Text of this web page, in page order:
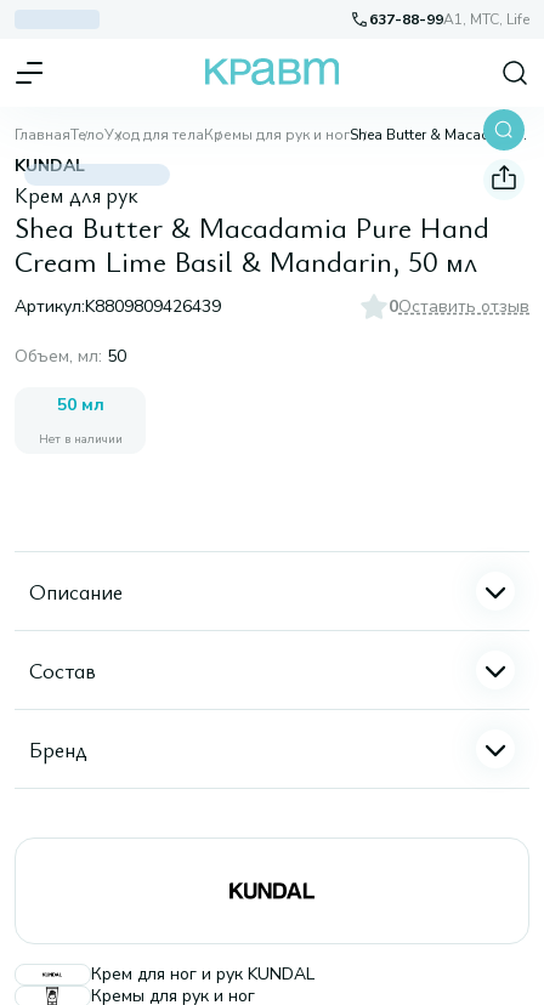
637-88-99A1, МТС, Life
ГлавнаяТелоУход для телаКремы для рук и ног Shea Butter & Macadamia Pure Hand Cream Lime Basil & Mandarin, 50 мл
KUNDAL
Крем для рук
Shea Butter & Macadamia Pure Hand
Cream Lime Basil & Mandarin, 50 мл
Артикул:K8809809426439 0Оставить отзыв
Объем, мл: 50
50 мл
Нет в наличии
Описание
Состав
Бренд
Крем для ног и рук KUNDAL
Кремы для рук и ног